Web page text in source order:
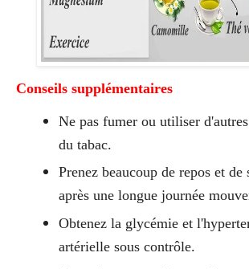
Conseils supplémentaires
Ne pas fumer ou utiliser
du tabac.
Prenez beaucoup de repos et de
après une longue journée
Obtenez la glycémie et
artérielle sous contrôle.